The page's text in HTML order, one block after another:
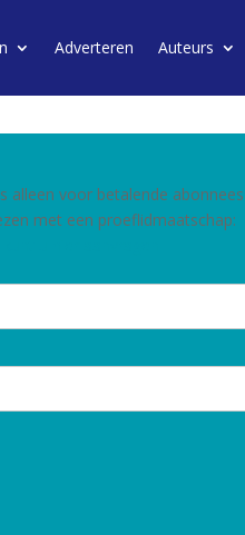
Adverteren Auteurs
alleen voor betalende
met een proeflidmaatschap: